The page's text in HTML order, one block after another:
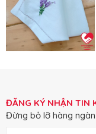
ĐĂNG KÝ NHẬN TIN
Đừng bỏ lỡ hàng